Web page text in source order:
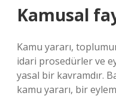
Kamusal
Kamu yararı,
idari prosedürler ve
yasal bir kavramdır.
kamu yararı, bir